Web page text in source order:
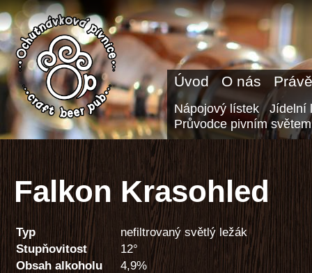
Úvod O nás
Nápojový lístek
Jídelní
Průvodce pivním světem
Falkon Krasohled
Typ
nefiltrovaný světlý ležák
Stupňovitost
12°
Obsah alkoholu
4,9%